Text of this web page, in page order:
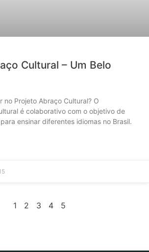
Cultural – Um Belo
no Projeto Abraço Cultural? O
é colaborativo com o objetivo de
ensinar diferentes idiomas no Brasil.
1 2 3 4 5